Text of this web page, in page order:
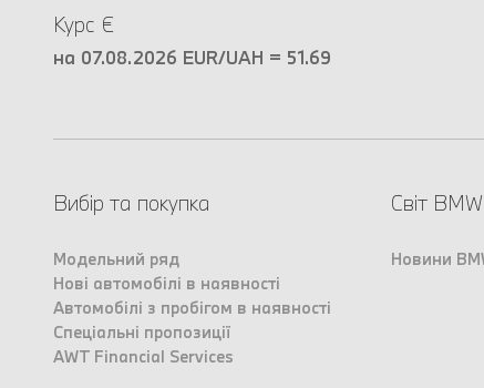
Курс €
на 07.08.2026 EUR/UAH = 51.69
Вибір та покупка
Модельний ряд
Нові автомобілі в наявності
Автомобілі з пробігом в наявності
Спеціальні пропозиції
AWT Financial Services
Світ BMW
Новини